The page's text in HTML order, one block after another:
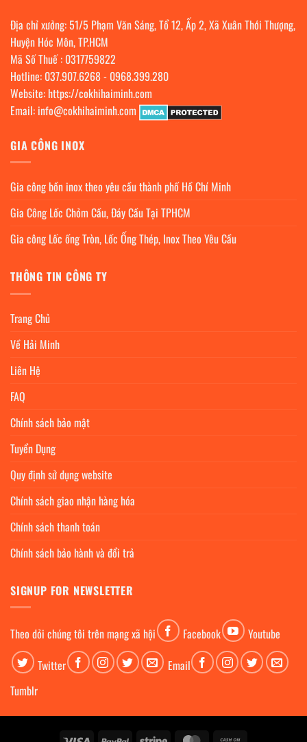
Địa chỉ xưởng: 51/5 Phạm Văn Sáng, Tổ 12, Ấp 2, Xã Xuân Thới Thượng,
Huyện Hóc Môn, TP.HCM
Mã Số Thuế : 0317759822
Hotline: 037.907.6268- 0968.399.280
Website: https://cokhihaiminh.com
Email: info@cokhihaiminh.com
GIA CÔNG INOX
Gia công bồn inox theo yêu cầu thành phố Hồ Chí Minh
Gia Công Lốc Chỏm Cầu, Đáy Cầu Tại TPHCM
Gia công Lốc ống Tròn, Lốc Ống Thép, Inox Theo Yêu Cầu
THÔNG TIN CÔNG TY
Trang Chủ
Về Hải Minh
Liên Hệ
FAQ
Chính sách bảo mật
Tuyển Dụng
Quy định sử dụng website
Chính sách giao nhận hàng hóa
Chính sách thanh toán
Chính sách bảo hành và đổi trả
SIGNUP FOR NEWSLETTER
Theo dỏi chúng tôi trên mạng xã hội Facebook
Youtube
Twitter
Email
Tumblr